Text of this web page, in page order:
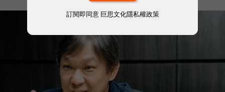
訂閱即同意 巨思文化隱私權政策